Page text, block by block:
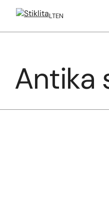
innehåll
LTEN
Antika